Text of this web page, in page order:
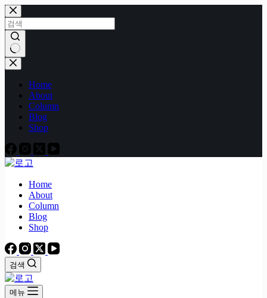
본
문
으
로
건
너
결
Home
About
Column
Blog
Shop
Home
About
Column
Blog
Shop
검색
메뉴